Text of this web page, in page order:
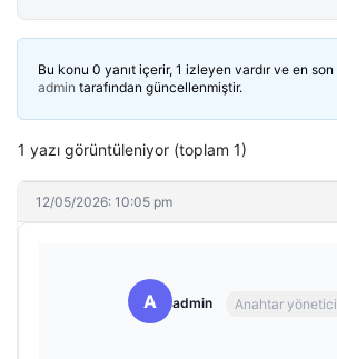
Bu konu 0 yanıt içerir, 1 izleyen vardır ve en son
admin tarafından güncellenmiştir.
1 yazı görüntüleniyor (toplam 1)
12/05/2026: 10:05 pm
A admin Anahtar yönetici